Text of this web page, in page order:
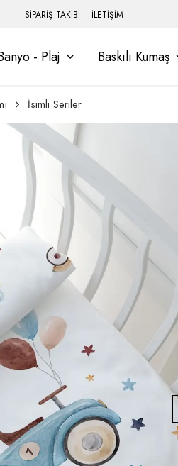
SİPARİŞ TAKİBİ İLETİŞİM
- Plaj Baskılı Kumaş
İsimli Seriler
Üye İseniz